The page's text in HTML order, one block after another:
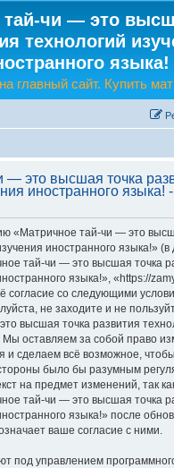
чи — это
технологий
языка!
главный сайт. Купить
— это высшая точка
иностранного
«Матричное тай-чи — это
иностранного языка!»
тай-чи — это высшая точка
языка!», «https://
согласие со следующими
не заходите и не
высшая точка развития
Мы оставляем за собой право
и сделаем всё возможное,
было бы разумным
на предмет изменений, так
тай-чи — это высшая точка
языка!» после
ваше согласие с ними.
под управлением